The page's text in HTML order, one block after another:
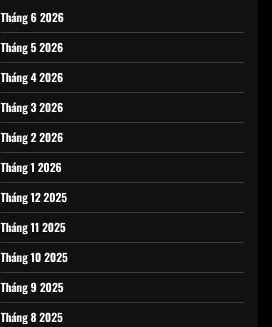
Tháng 6 2026
Tháng 5 2026
Tháng 4 2026
Tháng 3 2026
Tháng 2 2026
Tháng 1 2026
Tháng 12 2025
Tháng 11 2025
Tháng 10 2025
Tháng 9 2025
Tháng 8 2025